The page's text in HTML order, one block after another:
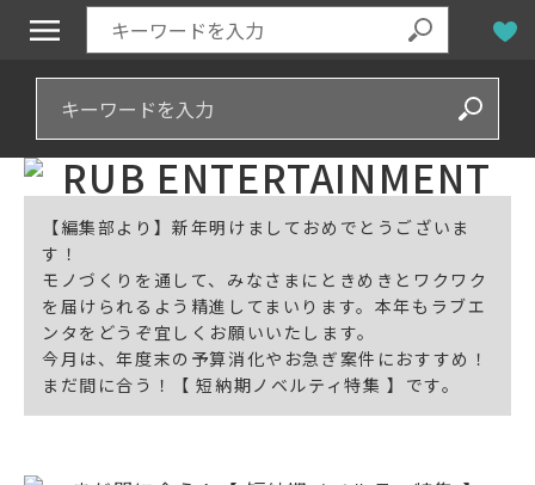
【編集部より】新年明けましておめでとうございま
す！
モノづくりを通して、みなさまにときめきとワクワク
を届けられるよう精進してまいります。本年もラブエ
ンタをどうぞ宜しくお願いいたします。
今月は、年度末の予算消化やお急ぎ案件におすすめ！
まだ間に合う！【 短納期ノベルティ特集 】です。